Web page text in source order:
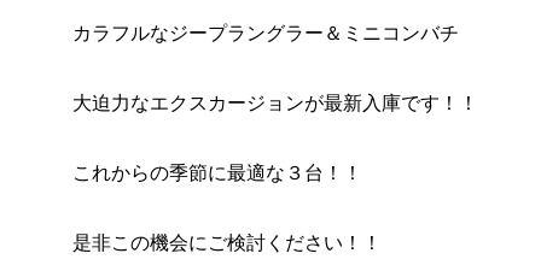
カラフルなジープラングラー＆ミニコンバチ
大迫力なエクスカージョンが最新入庫です！！
これからの季節に最適な３台！！
是非この機会にご検討ください！！